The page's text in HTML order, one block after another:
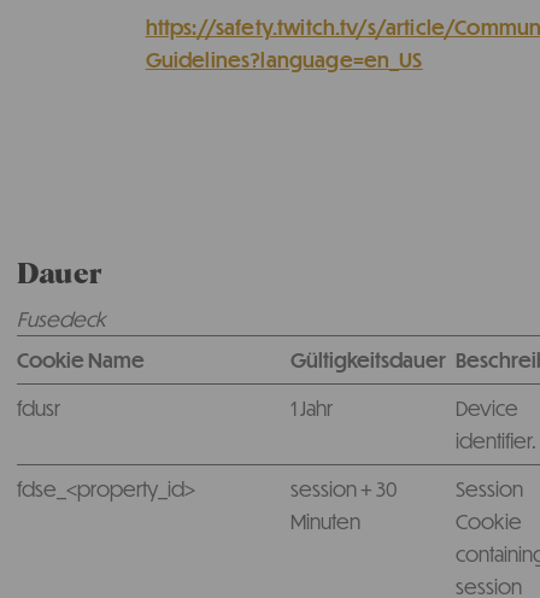
https://safety.twitch.tv/s/article/
Guidelines?language=en_US
Dauer
Fusedeck
Cookie Name
Gültigkeitsdauer
fdusr
1 Jahr
Device
identifier.
fdse_<property_id>
session + 30
Minuten
Session
Cookie
session